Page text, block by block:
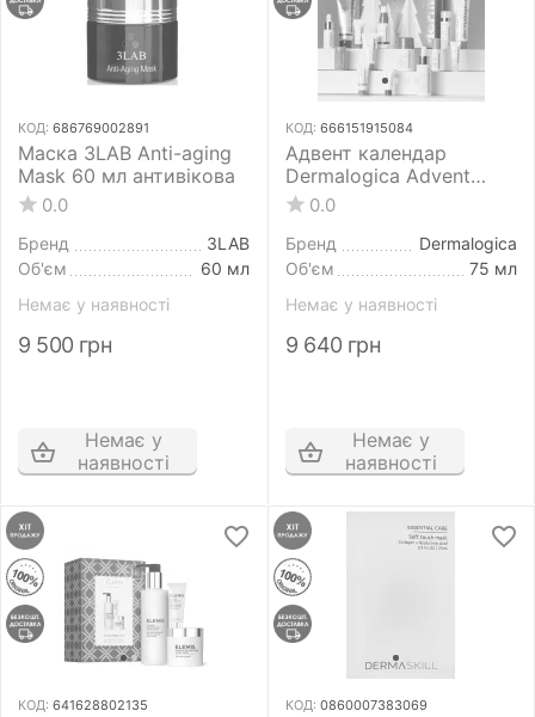
КОД: 686769002891
Маска ЗLАВ Anti-aging
Mask 60 мл антивікова
0.0
Бренд
3LAB
Об'єм
60 мл
Немає у наявності
9 500 грн
Немає у
наявності
КОД: 666151915084
Адвент календар
Dermalogica Advent
Calendar
0.0
Бренд
Dermalogica
Об'єм
75 мл
Немає у наявності
9 640 грн
Немає у
наявності
КОД: 641628802135 КОД: 0860007383069